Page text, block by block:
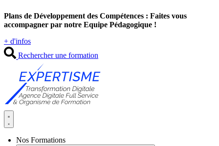
au
contenu
Plans de Développement des Compétences : Faites vous
accompagner par notre Equipe Pédagogique !
+ d'infos
Rechercher une formation
Nos Formations